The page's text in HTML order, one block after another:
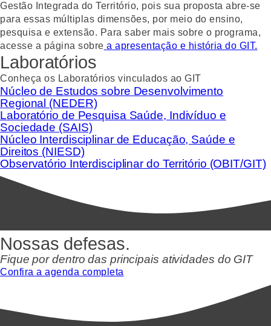
Gestão Integrada do Território, pois sua proposta abre-se
para essas múltiplas dimensões, por meio do ensino,
pesquisa e extensão. Para saber mais sobre o programa,
acesse a página sobre a apresentação e história do GIT.
Laboratórios
Conheça os Laboratórios vinculados ao GIT
Núcleo de Estudos sobre Desenvolvimento
Regional (NEDER)
Laboratório de Pesquisa Saúde, Indivíduo e
Sociedade (SAIS)
Núcleo Interdisciplinar de Educação, Saúde e
Direitos (NIESD)
Observatório Interdisciplinar do Território (OBIT/GIT)
Nossas defesas.
Fique por dentro das principais atividades do GIT
Confira a agenda completa